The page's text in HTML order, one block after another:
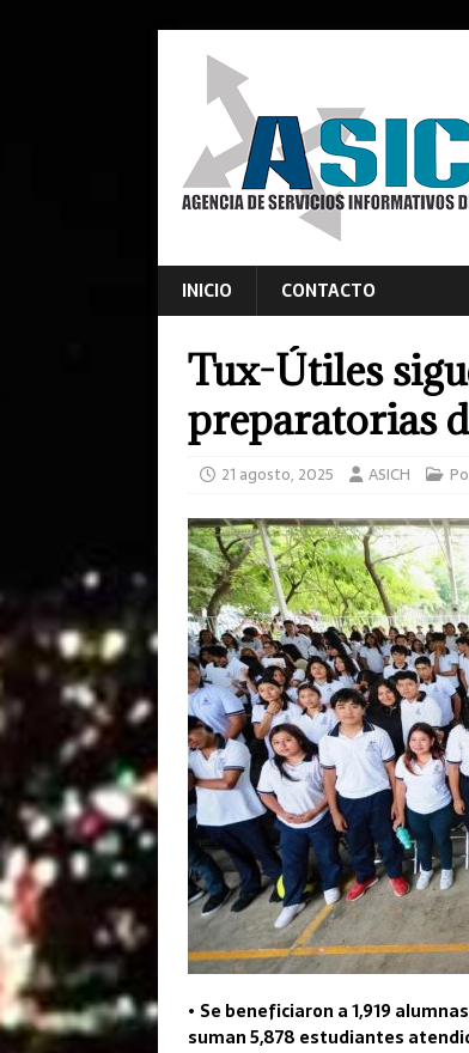
INICIO CONTACTO
Tux-Útiles
preparatorias
21 agosto, 2025 ASICH
• Se beneficiaron a 1,919
suman 5,878 estudiantes